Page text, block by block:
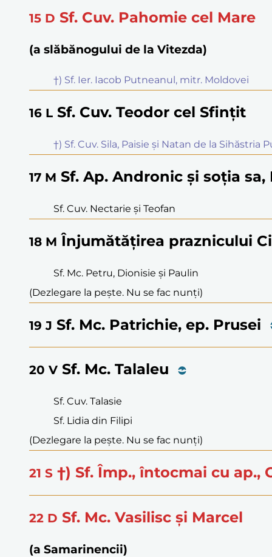
15 D Sf. Cuv. Pahomie cel Mare
(a slăbănogului de la Vitezda)
†) Sf. Ier. Iacob Putneanul, mitr. Moldovei
16 L Sf. Cuv. Teodor cel Sfințit
†) Sf. Cuv. Sila, Paisie și Natan de la Sihăstria
17 M Sf. Ap. Andronic și soția sa,
Sf. Cuv. Nectarie și Teofan
18 M Înjumătățirea praznicului
Sf. Mc. Petru, Dionisie și Paulin
(Dezlegare la pește. Nu se fac nunți)
19 J Sf. Mc. Patrichie, ep. Prusei
20 V Sf. Mc. Talaleu
Sf. Cuv. Talasie
Sf. Lidia din Filipi
(Dezlegare la pește. Nu se fac nunți)
21 S †) Sf. Împ., întocmai cu ap.,
22 D Sf. Mc. Vasilisc și Marcel
(a Samarinencii)